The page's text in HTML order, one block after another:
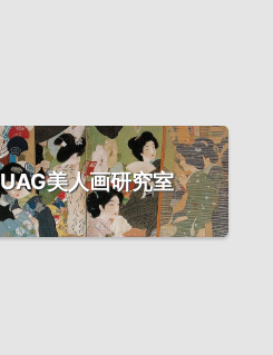
UAG美人画研究室